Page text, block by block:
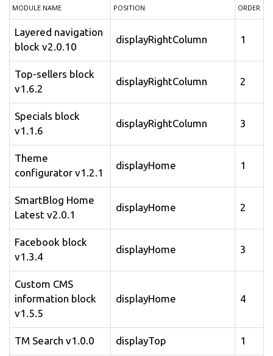
MODULE NAME POSITION ORDER
Layered navigation
block v2.0.10
displayRightColumn 1
Top-sellers block
v1.6.2
displayRightColumn 2
Specials block
v1.1.6
displayRightColumn 3
Theme
configurator v1.2.1
displayHome 1
SmartBlog Home
Latest v2.0.1
displayHome 2
Facebook block
v1.3.4
displayHome 3
Custom CMS
information block
v1.5.5
displayHome 4
TM Search v1.0.0 displayTop 1